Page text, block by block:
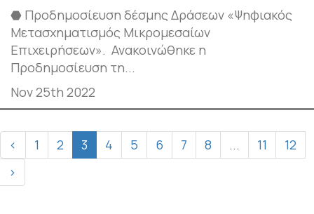
⬣ Προδημοσίευση δέσμης Δράσεων «Ψηφιακός
Μετασχηματισμός Μικρομεσαίων
Επιχειρήσεων». Ανακοινώθηκε η
Προδημοσίευση τη...
Nov 25th 2022
‹ 1 2 3 4 5 6 7 8 ... 11
12
›